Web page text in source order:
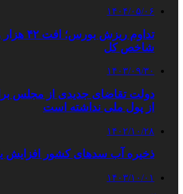
۱۴۰۴/۰۵/۰۶
شاخص کل
۱۴۰۳/۰۹/۳۰
از پول ملی نداشته است
۱۴۰۲/۱۰/۲۸
ذخیره آب سدهای کشور افزایش
۱۴۰۳/۱۰/۰۱